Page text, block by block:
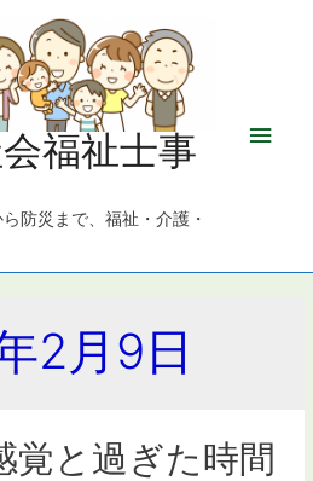
福祉士事
防災まで、福祉・介護・
メ
ー
2月9日
覚と過ぎた時間